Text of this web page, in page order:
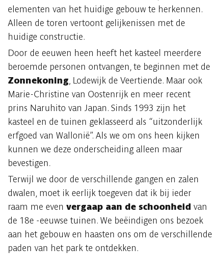
elementen van het huidige gebouw te herkennen.
Alleen de toren vertoont gelijkenissen met de
huidige constructie.
Door de eeuwen heen heeft het kasteel meerdere
beroemde personen ontvangen, te beginnen met de
Zonnekoning , Lodewijk de Veertiende. Maar ook
Marie-Christine van Oostenrijk en meer recent
prins Naruhito van Japan. Sinds 1993 zijn het
kasteel en de tuinen geklasseerd als “uitzonderlijk
erfgoed van Wallonië”. Als we om ons heen kijken
kunnen we deze onderscheiding alleen maar
bevestigen.
Terwijl we door de verschillende gangen en zalen
dwalen, moet ik eerlijk toegeven dat ik bij ieder
raam me even vergaap aan de schoonheid van
de 18e -eeuwse tuinen. We beëindigen ons bezoek
aan het gebouw en haasten ons om de verschillende
paden van het park te ontdekken.